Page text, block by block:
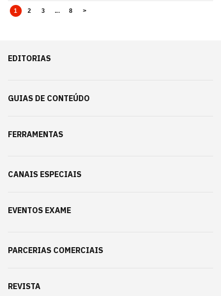
1 2 3 ... 8 >
EDITORIAS
GUIAS DE CONTEÚDO
FERRAMENTAS
CANAIS ESPECIAIS
EVENTOS EXAME
PARCERIAS COMERCIAIS
REVISTA